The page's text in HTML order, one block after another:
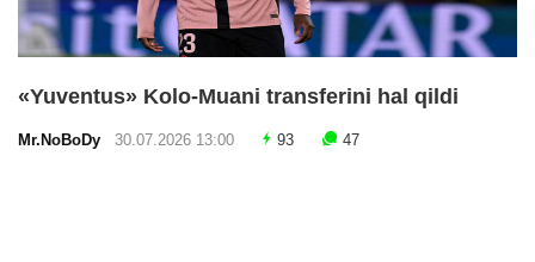
«Yuventus» Kolo-Muani transferini hal qildi
Mr.NoBoDy 30.07.2026 13:00 93 47